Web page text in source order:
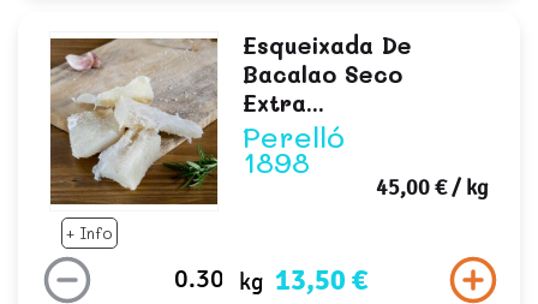
+ Info
Esqueixada De
Bacalao Seco
Extra...
Perelló
1898
45,00 €/ kg
kg 13,50 €